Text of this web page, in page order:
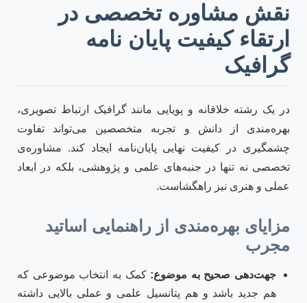
نقش مشاوره تخصصی در
ارتقاء کیفیت پایان نامه
گرافیک
در یک رشته خلاقانه و پویایی مانند گرافیک ارتباط تصویری،
بهره‌مندی از دانش و تجربه متخصصین می‌تواند تفاوت
چشمگیری در کیفیت نهایی پایان‌نامه ایجاد کند. مشاوره‌ی
تخصصی نه تنها در جنبه‌های علمی و پژوهشی، بلکه در ابعاد
عملی و هنری نیز راهگشاست.
مزایای بهره‌مندی از راهنمایی اساتید
مجرب
جهت‌دهی صحیح به موضوع: کمک به انتخاب موضوعی که
هم جدید باشد و هم پتانسیل علمی و عملی بالایی داشته